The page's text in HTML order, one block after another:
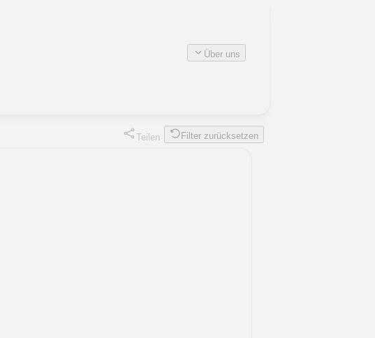
Über uns
Teilen Filter zurücksetzen